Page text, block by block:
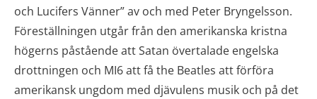
och Lucifers Vänner” av och med Peter Bryngelsson.
Föreställningen utgår från den amerikanska kristna
högerns påstående att Satan övertalade engelska
drottningen och MI6 att få the Beatles att förföra
amerikansk ungdom med djävulens musik och på det